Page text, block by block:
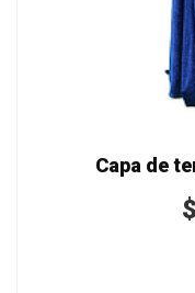
Capa de
$